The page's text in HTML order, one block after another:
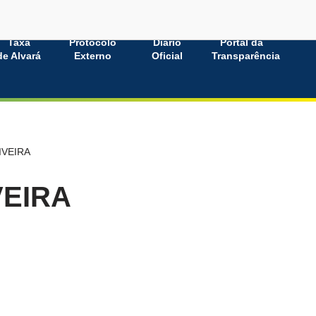
Taxa
Alvará
Protocolo
Externo
Diário
Oficial
Portal da
Transparência